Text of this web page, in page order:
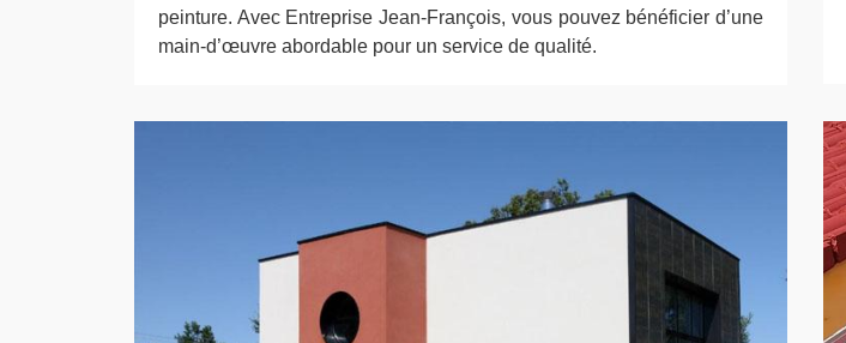
peinture. Avec Entreprise Jean-François, vous pouvez bénéficier d’une
main-d’œuvre abordable pour un service de qualité.